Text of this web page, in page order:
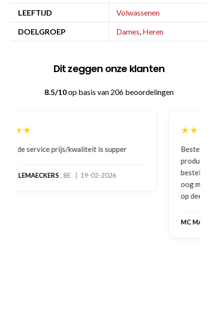
LEEFTIJD Volwassenen
DOELGROEP Dames, Heren
Dit zeggen onze klanten
8.5/10op basis van 206 beoordelingen
★★★★★
Bestelling gedaan vanwege goede prijzen en
bestelling al ontvangen met gifts, waardoor je